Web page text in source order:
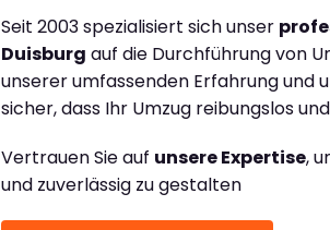
Seit 2003 spezialisiert sich unser
Duisburg auf die Durchführung von
unserer umfassenden Erfahrung und
sicher, dass Ihr Umzug reibungslos
Vertrauen Sie auf unsere Expertise,
und zuverlässig zu gestalten